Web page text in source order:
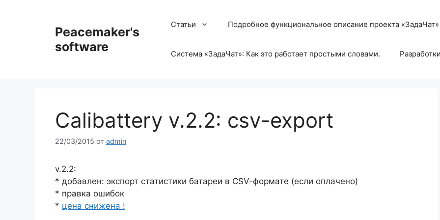
содержимомуPeacemaker's
software
Статьи Подробное функциональное описание проекта «ЗадаЧат»
Система «ЗадаЧат»: Как это работает простыми словами.
Calibattery v.2.2: csv-export
22/03/2015 от admin
v.2.2:
* добавлен: экспорт статистики батареи в CSV-формате (если оплачено)
* правка ошибок
* цена снижена !